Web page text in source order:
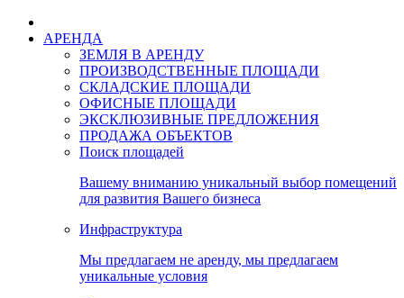
АРЕНДА
ЗЕМЛЯ В АРЕНДУ
ПРОИЗВОДСТВЕННЫЕ ПЛОЩАДИ
СКЛАДСКИЕ ПЛОЩАДИ
ОФИСНЫЕ ПЛОЩАДИ
ЭКСКЛЮЗИВНЫЕ ПРЕДЛОЖЕНИЯ
ПРОДАЖА ОБЪЕКТОВ
Поиск площадей
Вашему вниманию уникальный выбор помещений
для развития Вашего бизнеса
Инфраструктура
Мы предлагаем не аренду, мы предлагаем
уникальные условия